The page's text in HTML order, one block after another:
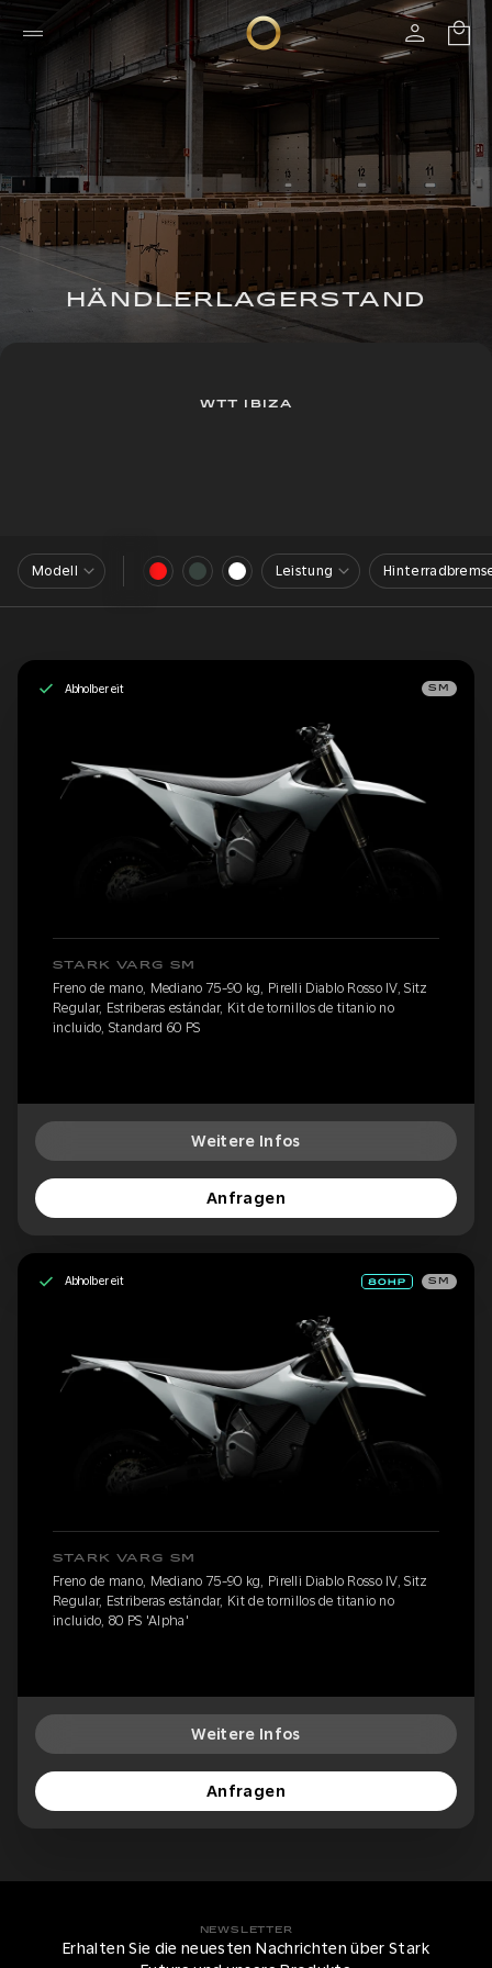
HÄNDLERLAGERSTAND
WTT IBIZA
Modell Leistung
Abholbereit SM
STARK VARG SM
Freno de mano, Mediano 75-90 kg, Pirelli Diablo Rosso IV, Sitz
Regular, Estriberas estándar, Kit de tornillos de titanio no
incluido, Standard 60 PS
Weitere Infos
Anfragen
Abholbereit SM
STARK VARG SM
Freno de mano, Mediano 75-90 kg, Pirelli Diablo Rosso IV, Sitz
Regular, Estriberas estándar, Kit de tornillos de titanio no
incluido, 80 PS 'Alpha'
Weitere Infos
Anfragen
NEWSLETTER
Erhalten Sie die neuesten Nachrichten über Stark